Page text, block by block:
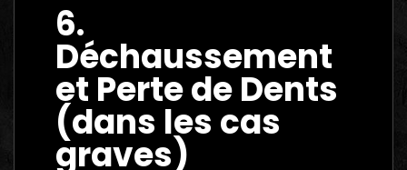
6.
Déchaussement
et Perte de Dents
(dans les cas
graves)